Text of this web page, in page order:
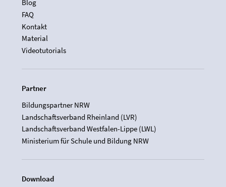
Blog
FAQ
Kontakt
Material
Videotutorials
Partner
Bildungspartner NRW
Landschaftsverband Rheinland (LVR)
Landschaftsverband Westfalen-Lippe (LWL)
Ministerium für Schule und Bildung NRW
Download